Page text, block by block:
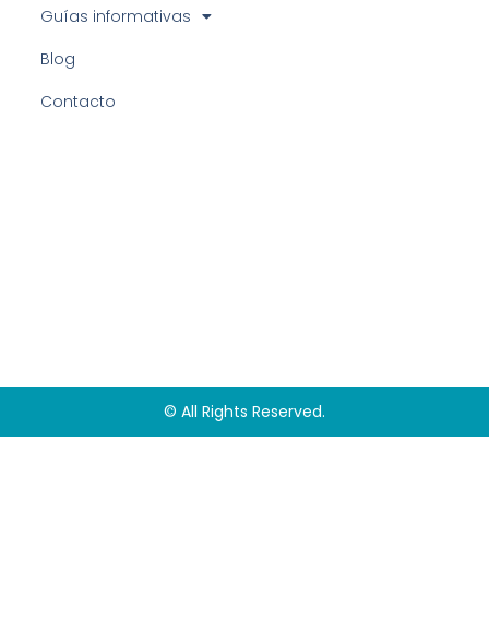
Guías informativas
Blog
Contacto
© All Rights Reserved.